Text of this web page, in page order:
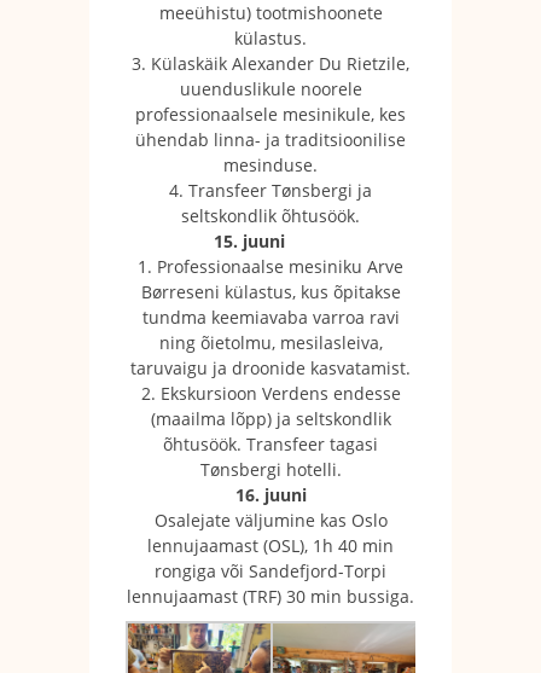
meeühistu) tootmishoonete
külastus.
3. Külaskäik Alexander Du Rietzile,
uuenduslikule noorele
professionaalsele mesinikule, kes
ühendab linna- ja traditsioonilise
mesinduse.
4. Transfeer Tønsbergi ja
seltskondlik õhtusöök.
15. juuni
1. Professionaalse mesiniku Arve
Børreseni külastus, kus õpitakse
tundma keemiavaba varroa ravi
ning õietolmu, mesilasleiva,
taruvaigu ja droonide kasvatamist.
2. Ekskursioon Verdens endesse
(maailma lõpp) ja seltskondlik
õhtusöök. Transfeer tagasi
Tønsbergi hotelli.
16. juuni
Osalejate väljumine kas Oslo
lennujaamast (OSL), 1h 40 min
rongiga või Sandefjord-Torpi
lennujaamast (TRF) 30 min bussiga.